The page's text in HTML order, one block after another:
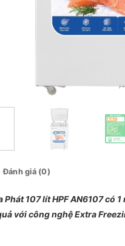
Đánh giá (0)
Phát 107 lít HPF AN6107
với công nghệ Extra